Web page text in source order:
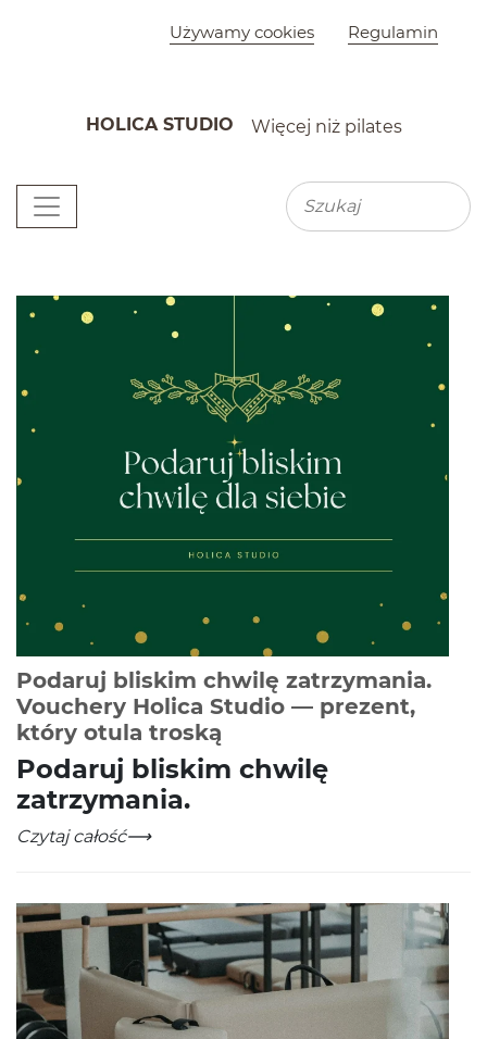
Szybkie menu
Używamy cookies Regulamin
HOLICA STUDIO Więcej niż pilates
Menu główne Wyszukiwarka
Podaruj bliskim chwilę zatrzymania.
Vouchery Holica Studio — prezent,
który otula troską
Podaruj bliskim chwilę
zatrzymania.
Podaruj bliskim chwilę zatrzymania. Vouchery
-Czytaj całość